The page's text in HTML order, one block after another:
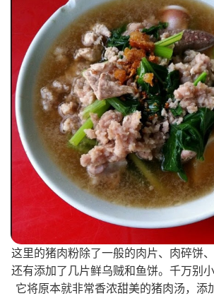
这里的猪肉粉除了一般的肉片、肉碎饼
还有添加了几片鲜乌贼和鱼饼。千万别
它将原本就非常香浓甜美的猪肉汤，添